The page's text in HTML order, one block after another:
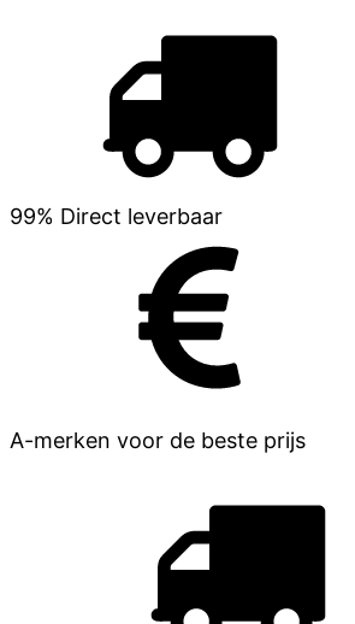
99% Direct leverbaar
A-merken voor de beste prijs